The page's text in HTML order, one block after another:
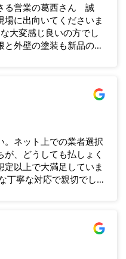
る営業の葛西さん 誠
に出向いてくださいま
大変感じ良いの方でし
外壁の塗装も新品のよ
。ネット上での業者選択
、どうしても払しょく
以上で大満足していま
丁寧な対応で親切でし